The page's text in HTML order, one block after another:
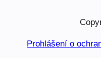
Prohlášení o